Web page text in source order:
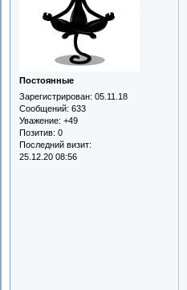
Постоянные
Зарегистрирован: 05.11.18
Сообщений: 633
Уважение: +49
Позитив: 0
Последний визит:
25.12.20 08:56